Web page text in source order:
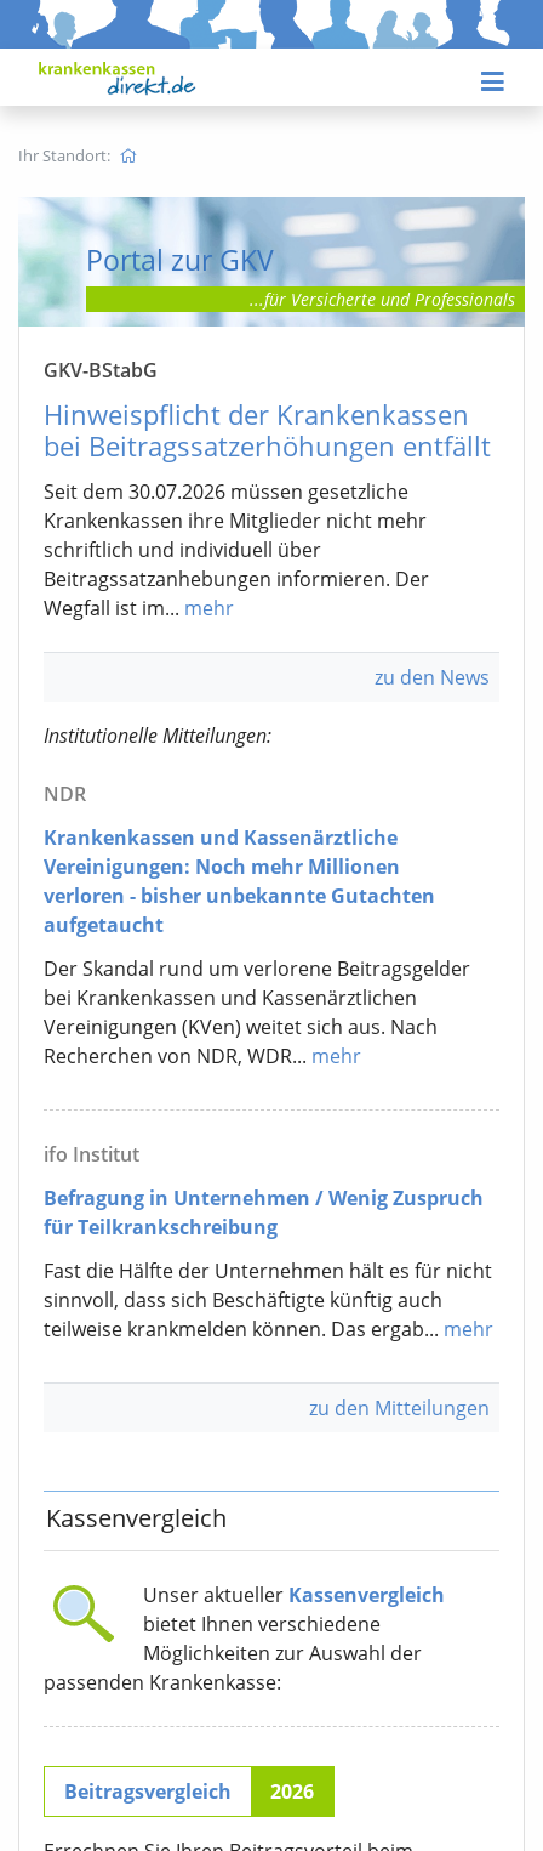
Ihr Standort:
Portal zur GKV
...für Versicherte und Professionals
GKV-BStabG
Hinweispflicht der Krankenkassen
bei Beitragssatzerhöhungen entfällt
Seit dem 30.07.2026 müssen gesetzliche
Krankenkassen ihre Mitglieder nicht mehr
schriftlich und individuell über
Beitragssatzanhebungen informieren. Der
Wegfall ist im... mehr
zu den News
Institutionelle Mitteilungen:
NDR
Krankenkassen und Kassenärztliche
Vereinigungen: Noch mehr Millionen
verloren - bisher unbekannte Gutachten
aufgetaucht
Der Skandal rund um verlorene Beitragsgelder
bei Krankenkassen und Kassenärztlichen
Vereinigungen (KVen) weitet sich aus. Nach
Recherchen von NDR, WDR... mehr
ifo Institut
Befragung in Unternehmen / Wenig Zuspruch
für Teilkrankschreibung
Fast die Hälfte der Unternehmen hält es für nicht
sinnvoll, dass sich Beschäftigte künftig auch
teilweise krankmelden können. Das ergab... mehr
zu den Mitteilungen
Kassenvergleich
Unser aktueller Kassenvergleich
bietet Ihnen verschiedene
Möglichkeiten zur Auswahl der
passenden Krankenkasse:
Beitragsvergleich 2026